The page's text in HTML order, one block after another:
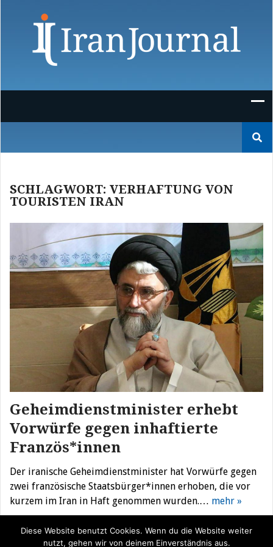
nach:
SCHLAGWORT: VERHAFTUNG VON
TOURISTEN IRAN
Geheimdienstminister erhebt
Vorwürfe gegen inhaftierte
Französ*innen
Der iranische Geheimdienstminister hat Vorwürfe gegen
zwei französische Staatsbürger*innen erhoben, die vor
kurzem im Iran in Haft genommen wurden.… mehr »
Diese Website benutzt Cookies. Wenn du die Website weiter
nutzt, gehen wir von deinem Einverständnis aus.